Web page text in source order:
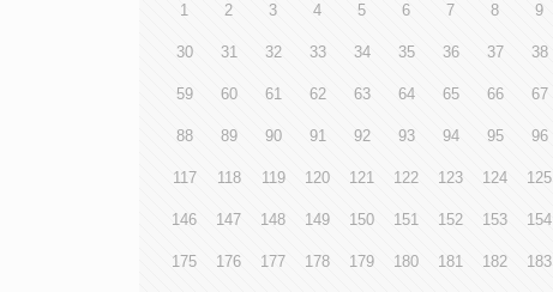
1 2 3 4 5 6 7 8 9
30 31 32 33 34 35 36 37 38
59 60 61 62 63 64 65 66 67
88 89 90 91 92 93 94 95 96
117 118 119 120 121 122 123 124 125
146 147 148 149 150 151 152 153 154
175 176 177 178 179 180 181 182 183